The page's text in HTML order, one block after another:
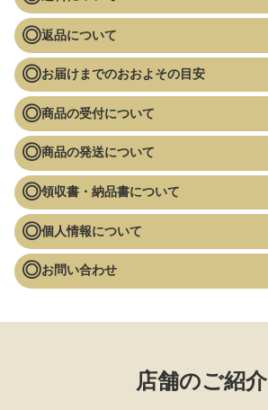
返品について
お届けまでのおおよその目安
商品の受付について
商品の発送について
領収書・納品書について
個人情報について
お問い合わせ
店舗のご紹介